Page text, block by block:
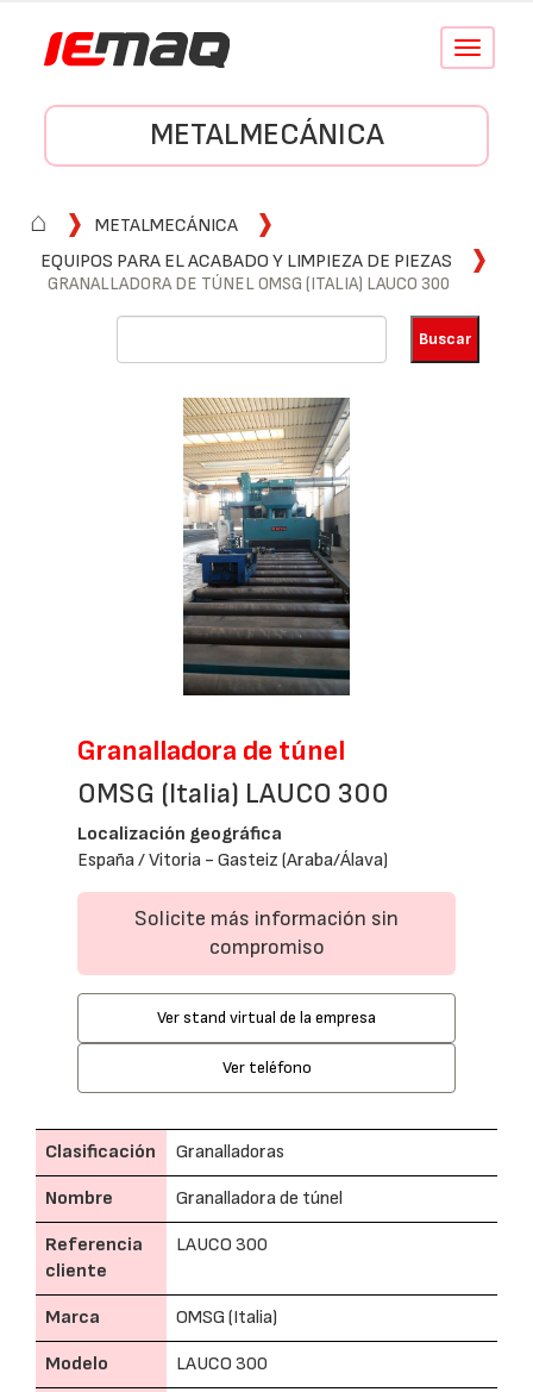
Conmutar
METALMECÁNICA
⌂
METALMECÁNICA
EQUIPOS PARA EL ACABADO Y LIMPIEZA DE PIEZAS
GRANALLADORA DE TÚNEL OMSG (ITALIA) LAUCO 300
Granalladora de túnel
OMSG (Italia) LAUCO 300
Localización geográfica
España / Vitoria - Gasteiz (Araba/Álava)
Solicite más información sin
compromiso
Ver stand virtual de la empresa
Ver teléfono
Clasificación Granalladoras
Nombre Granalladora de túnel
Referencia
cliente
LAUCO 300
Marca OMSG (Italia)
Modelo LAUCO 300